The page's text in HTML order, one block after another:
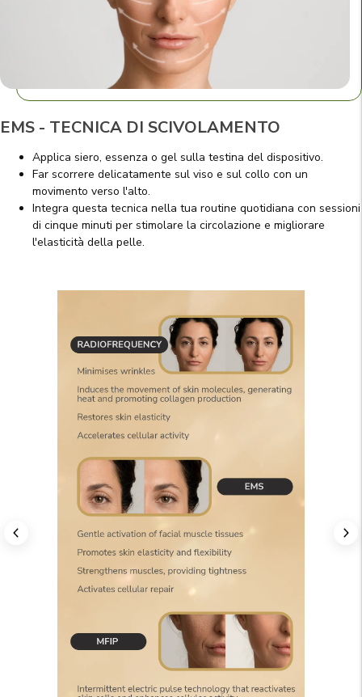
EMS - TECNICA DI SCIVOLAMENTO
Applica siero, essenza o gel sulla testina del dispositivo.
Far scorrere delicatamente sul viso e sul collo con un
movimento verso l'alto.
Integra questa tecnica nella tua routine quotidiana con sessioni
di cinque minuti per stimolare la circolazione e migliorare
l'elasticità della pelle.